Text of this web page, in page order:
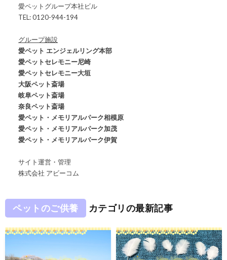
愛ペットグループ本社ビル
TEL: 0120-944-194
グループ施設
愛ペット エンジェルリング本部
愛ペットセレモニー尼崎
愛ペットセレモニー大垣
大阪ペット斎場
岐阜ペット斎場
奈良ペット斎場
愛ペット・メモリアルパーク相模原
愛ペット・メモリアルパーク加茂
愛ペット・メモリアルパーク伊賀
サイト運営・管理
株式会社 アビーコム
ペットのご供養 カテゴリの最新記事